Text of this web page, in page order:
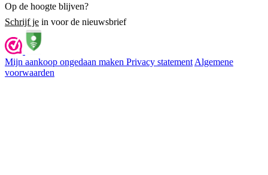
Op de hoogte blijven?
Schrijf je in voor de nieuwsbrief
Mijn aankoop ongedaan maken Privacy statement Algemene
voorwaarden